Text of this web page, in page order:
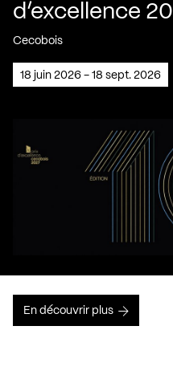
d’excellence
Cecobois
18 juin 2026 - 18 sept. 2026
En découvrir plus